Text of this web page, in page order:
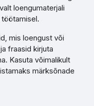
loengumaterjali
mis loengust või
fraasid kirjuta
Kasuta võimalikult
märksõnade